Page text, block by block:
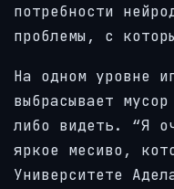
потребности
проблемы, с
На одном уровне
выбрасывает
либо видеть. “Я
яркое месиво,
Университете